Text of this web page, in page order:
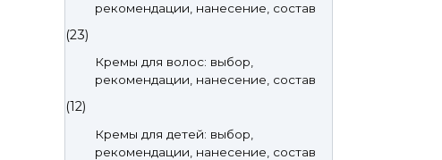
рекомендации, нанесение, состав
(23)
Кремы для волос: выбор,
рекомендации, нанесение, состав
(12)
Кремы для детей: выбор,
рекомендации, нанесение, состав